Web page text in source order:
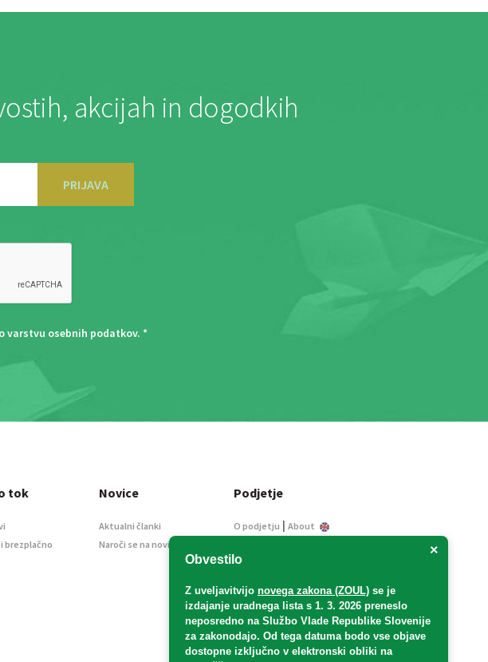
akcijah in dogodkih
PRIJAVA
varstvu osebnih podatkov. *
×
Obvestilo
Z uveljavitvijo novega zakona (ZOUL) se je
izdajanje uradnega lista s 1. 3. 2026 preneslo
neposredno na Službo Vlade Republike Slovenije
za zakonodajo. Od tega datuma bodo vse objave
dostopne izključno v elektronski obliki na
tok
brezplačno
Novice
Aktualni članki
Naroči se na novice
Podjetje
O podjetju | About
Informacije javnega
Oglaševanje
Splošni pogoji
Izjava o varstvu osebnih
podatkov